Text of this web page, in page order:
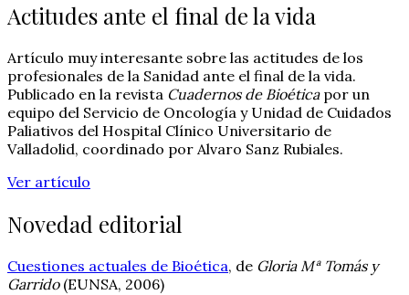
Actitudes ante el final de la vida
Artículo muy interesante sobre las actitudes de los
profesionales de la Sanidad ante el final de la vida.
Publicado en la revista Cuadernos de Bioéticapor un
equipo del Servicio de Oncología y Unidad de Cuidados
Paliativos del Hospital Clínico Universitario de
Valladolid, coordinado por Alvaro Sanz Rubiales.
Ver artículo
Novedad editorial
Cuestiones actuales de Bioética, de Gloria Mª Tomás y
Garrido(EUNSA, 2006)